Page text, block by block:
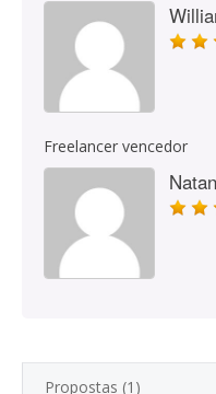
Freelancer vencedor
Propostas (1)